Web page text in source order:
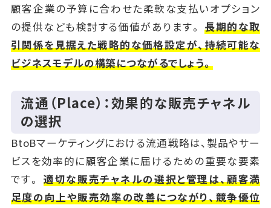
顧客企業の予算に合わせた柔軟な支払いオプション
の提供なども検討する価値があります。長期的な取
引関係を見据えた戦略的な価格設定が、持続可能な
ビジネスモデルの構築につながるでしょう。
流通（Place）：効果的な販売チャネル
の選択
BtoBマーケティングにおける流通戦略は、製品やサー
ビスを効率的に顧客企業に届けるための重要な要素
です。適切な販売チャネルの選択と管理は、顧客満
足度の向上や販売効率の改善につながり、競争優位